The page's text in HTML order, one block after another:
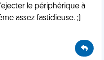
le périphérique à
assez fastidieuse. ;)